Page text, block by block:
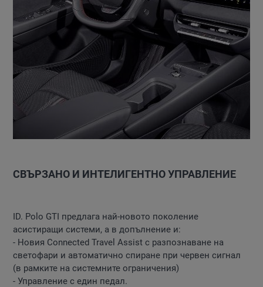
СВЪРЗАНО И ИНТЕЛИГЕНТНО УПРАВЛЕНИЕ
ID. Polo GTI предлага най-новото поколение
асистиращи системи, а в допълнение и:
- Новия Connected Travel Assist с разпознаване на
светофари и автоматично спиране при червен сигнал
(в рамките на системните ограничения)
- Управление с един педал.